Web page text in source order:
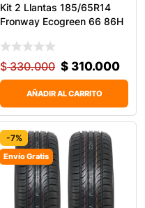
Kit 2 Llantas 185/65R14
Fronway Ecogreen 66 86H
$330.000 $ 310.000
AÑADIR AL CARRITO
-7%
Envío Gratis